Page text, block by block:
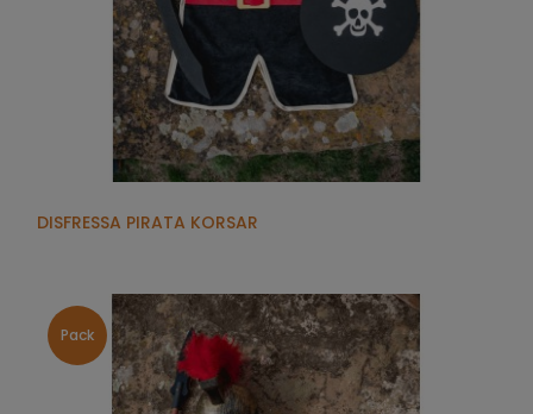
DISFRESSA PIRATA KORSAR
Pack